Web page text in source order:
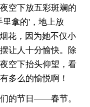
空下放五彩斑斓的
拿的'，地上放
花，因为她不仅小
让人十分愉快。除
空下抬头仰望，看
多么的愉悦啊！
的节日——春节。